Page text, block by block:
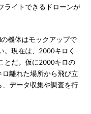
ライトできるドローンが
機体はモックアップで
。現在は、2000キロく
とだ。仮に2000キロの
離れた場所から飛び立
データ収集や調査を行